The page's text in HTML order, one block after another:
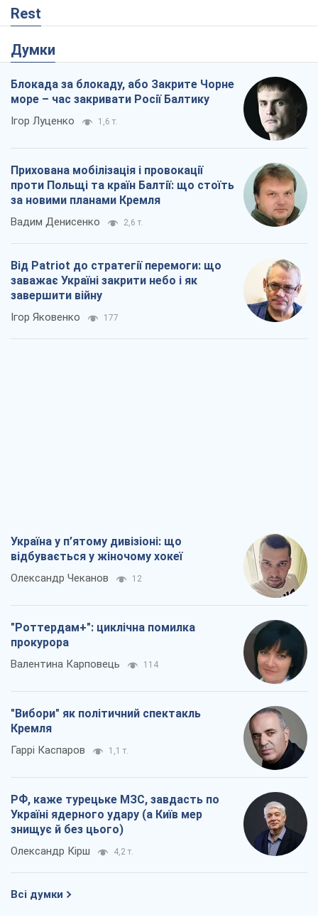
Rest
Думки
Блокада за блокаду, або Закрите Чорне
море – час закривати Росії Балтику
Ігор Луценко 1,6 т.
Прихована мобілізація і провокації
проти Польщі та країн Балтії: що стоїть
за новими планами Кремля
Вадим Денисенко 2,6 т.
Від Patriot до стратегії перемоги: що
заважає Україні закрити небо і як
завершити війну
Ігор Яковенко 177
Україна у п’ятому дивізіоні: що
відбувається у жіночому хокеї
Олександр Чеканов 12
"Роттердам+": циклічна помилка
прокурора
Валентина Карповець 114
"Вибори" як політичний спектакль
Кремля
Гаррі Каспаров 1,1 т.
РФ, каже турецьке МЗС, завдасть по
Україні ядерного удару (а Київ мер
знищує й без цього)
Олександр Кірш 4,2 т.
Всі думки